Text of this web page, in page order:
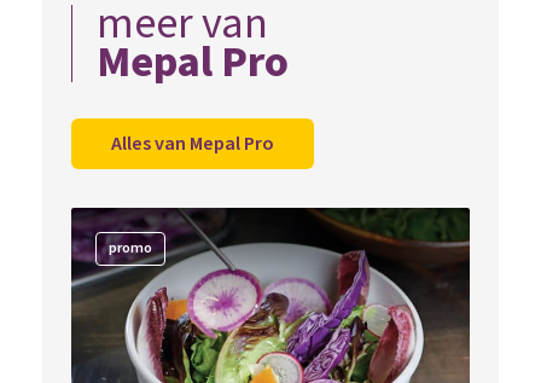
meer van
Mepal Pro
Alles van Mepal Pro
promo